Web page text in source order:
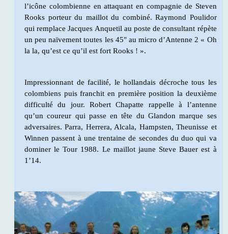
l’icône colombienne en attaquant en compagnie de Steven
Rooks porteur du maillot du combiné. Raymond Poulidor
qui remplace Jacques Anquetil au poste de consultant répète
un peu naïvement toutes les 45" au micro d’Antenne 2 « Oh
la la, qu’est ce qu’il est fort Rooks ! ».
Impressionnant de facilité, le hollandais décroche tous les
colombiens puis franchit en première position la deuxième
difficulté du jour. Robert Chapatte rappelle à l’antenne
qu’un coureur qui passe en tête du Glandon marque ses
adversaires. Parra, Herrera, Alcala, Hampsten, Theunisse et
Winnen passent à une trentaine de secondes du duo qui va
dominer le Tour 1988. Le maillot jaune Steve Bauer est à
1’14.